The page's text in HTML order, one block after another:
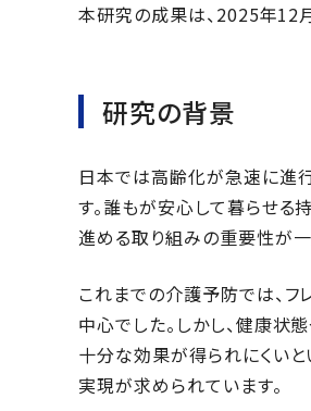
本研究の成果は、2025年
研究の背景
日本では高齢化が急速に進
す。誰もが安心して暮らせ
進める取り組みの重要性が一
これまでの介護予防では、
中心でした。しかし、健康
十分な効果が得られにくい
実現が求められています。